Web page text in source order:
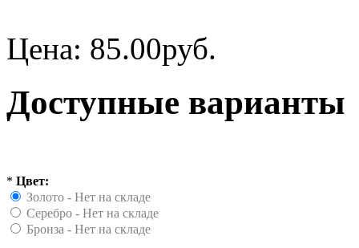
Цена: 85.00руб.
Доступные варианты
* Цвет:
Золото - Нет на складе
Серебро - Нет на складе
Бронза - Нет на складе